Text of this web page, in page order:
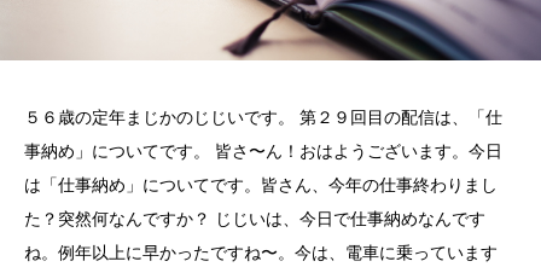
５６歳の定年まじかのじじいです。 第２９回目の配信は、「仕
事納め」についてです。 皆さ〜ん！おはようございます。今日
は「仕事納め」についてです。皆さん、今年の仕事終わりまし
た？突然何なんですか？ じじいは、今日で仕事納めなんです
ね。例年以上に早かったですね〜。今は、電車に乗っています